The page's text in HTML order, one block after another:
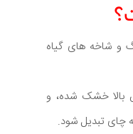
و شاخه های گیاه
بالا خشک شده، و
چای تبدیل شود.